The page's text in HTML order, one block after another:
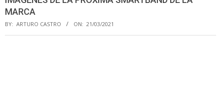
MARCA
BY: ARTURO CASTRO ON: 21/03/2021